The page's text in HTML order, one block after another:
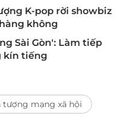
K-pop rời showbiz
không
Sài Gòn': Làm tiếp
kín tiếng
tượng mạng xã hội